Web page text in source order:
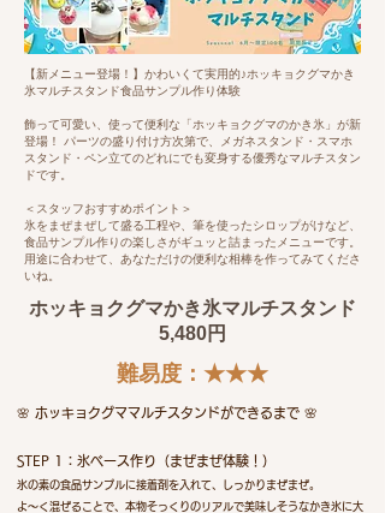
【新メニュー登場！】かわいくて実用的♪ホッキョクグマかき
氷マルチスタンド食品サンプル作り体験
飾って可愛い、使って便利な「ホッキョクグマのかき氷」が新
登場！ パーツの盛り付け方次第で、メガネスタンド・スマホ
スタンド・ペン立てのどれにでも変身する優秀なマルチスタン
ドです。
＜スタッフおすすめポイント＞
氷をまぜまぜして盛る工程や、筆を使ったシロップがけなど、
食品サンプル作りの楽しさがギュッと詰まったメニューです。
用途に合わせて、あなただけの便利な相棒を作ってみてくださ
いね。
ホッキョクグマかき氷マルチスタンド
5,480円
​難易度：★★★
🌸 ホッキョクグママルチスタンドができるまで 🌸
STEP 1：氷ベース作り（まぜまぜ体験！）
氷の素の食品サンプルに接着剤を入れて、しっかりまぜまぜ。
よ〜く混ぜることで、本物そっくりのリアルで美味しそうなかき氷に大